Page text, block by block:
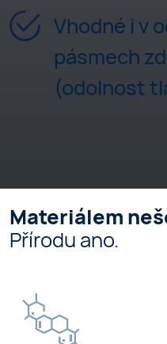
Vhodné i v
pásmech
(odolnost
Materiálem
Přírodu ano.